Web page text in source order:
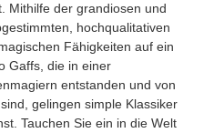
Mithilfe der grandiosen und
hochqualitativen
Fähigkeiten auf ein
Gaffs, die in einer
entstanden und von
gelingen simple Klassiker
Tauchen Sie ein in die Welt